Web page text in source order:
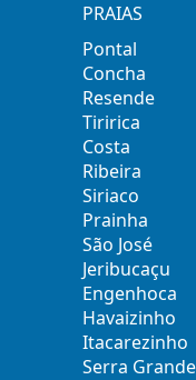
PRAIAS
Pontal
Concha
Resende
Tiririca
Costa
Ribeira
Siriaco
Prainha
São José
Jeribucaçu
Engenhoca
Havaizinho
Itacarezinho
Serra Grande